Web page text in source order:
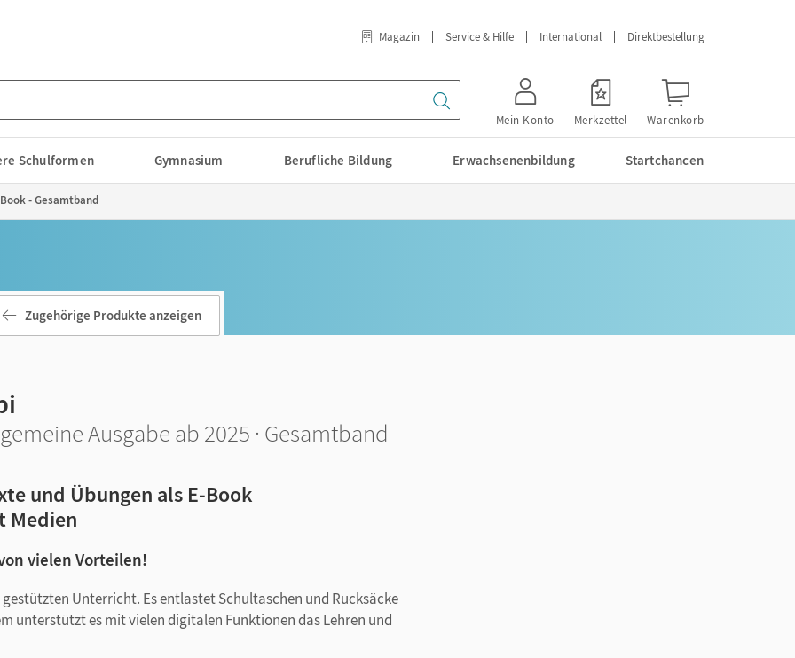
Magazin Service & Hilfe International Direktbestellung
Mein Konto Merkzettel Warenkorb
Schulformen Gymnasium Berufliche Bildung Erwachsenenbildung Startchancen
- Gesamtband
Zugehörige Produkte anzeigen
Ausgabe ab 2025 · Gesamtband
und Übungen als E-Book
Medien
vielen Vorteilen!
Unterricht. Es entlastet Schultaschen und Rucksäcke
unterstützt es mit vielen digitalen Funktionen das Lehren und